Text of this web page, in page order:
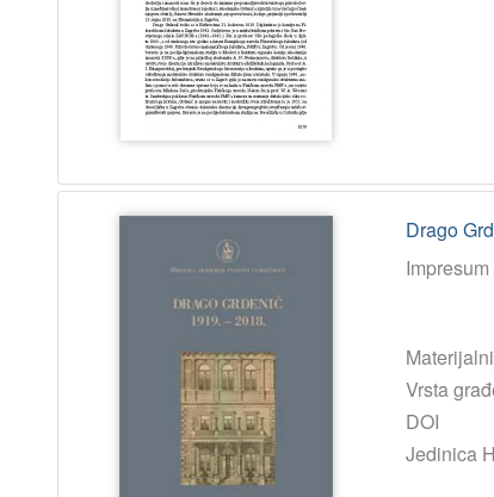
Drago
Impresum
Vrsta
DOI
Jedinica